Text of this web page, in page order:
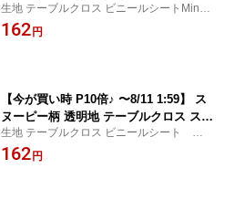
ミッキー柄 ナチュラル地 ミッキー ミニ
ー柄 ビニール 120cm巾 テーブルクロス
生地 テーブルクロス ビニールシートMinnie
Mouse MickeyMouse 量り売り 切り売り
162 円
【今が買い時 P10倍♪ 〜8/11 1:59】 ス
ヌーピー柄 透明地 テーブルクロス スヌ
ーピーフレンズ柄 ビニール 120cm巾 テ
ーブルクロス 【 10cm単位カット メー
生地 テーブルクロス ビニールシート スヌ
ーピー
162 円